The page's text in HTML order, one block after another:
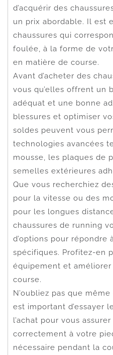
d’acquérir des
un prix abordable. Il est
chaussures qui
foulée, à la forme de
en matière de course.
Avant d’acheter des
vous qu’elles offrent un
adéquat et une bonne
blessures et optimiser
soldes peuvent vous
technologies avancées
mousse, les plaques de
semelles extérieures
Que vous recherchiez
pour la vitesse ou des
pour les longues
chaussures de running
d’options pour répondre
spécifiques. Profitez-en
équipement et
course.
N’oubliez pas que
est important d’essayer
l’achat pour vous assurer
correctement à votre
nécessaire pendant la